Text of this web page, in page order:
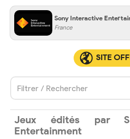
Sony Interactive
France
SITE
Filtrer / Rechercher
Jeux édités par
Entertainment